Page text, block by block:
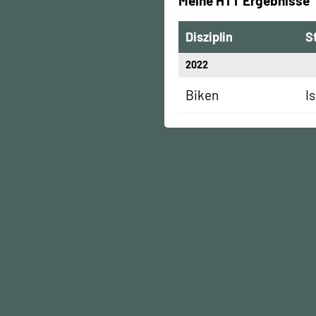
Disziplin
2022
Biken